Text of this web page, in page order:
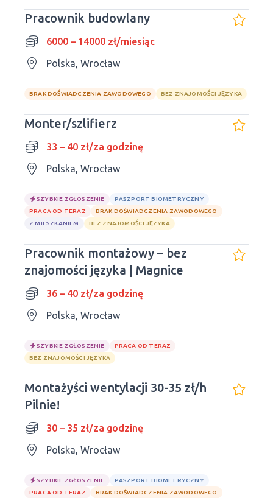
Pracownik budowlany
6000 – 14000 zł/miesiąc
Polska, Wrocław
BRAK DOŚWIADCZENIA ZAWODOWEGO BEZ ZNAJOMOŚCI JĘZYKA
Monter/szlifierz
33 – 40 zł/za godzinę
Polska, Wrocław
SZYBKIE ZGŁOSZENIE
PASZPORT BIOMETRYCZNY
PRACA OD TERAZ
BRAK DOŚWIADCZENIA ZAWODOWEGO
Z MIESZKANIEM
BEZ ZNAJOMOŚCI JĘZYKA
Pracownik montażowy – bez
znajomości języka | Magnice
36 – 40 zł/za godzinę
Polska, Wrocław
SZYBKIE ZGŁOSZENIE
PRACA OD TERAZ
BEZ ZNAJOMOŚCI JĘZYKA
Montażyści wentylacji 30-35 zł/h
Pilnie!
30 – 35 zł/za godzinę
Polska, Wrocław
SZYBKIE ZGŁOSZENIE
PASZPORT BIOMETRYCZNY
PRACA OD TERAZ
BRAK DOŚWIADCZENIA ZAWODOWEGO